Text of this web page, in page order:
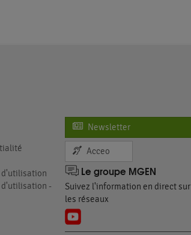
d'utilisation
d'utilisation -
Newsletter
Acceo
Le groupe MGEN
Suivez l'information en direct sur
les réseaux